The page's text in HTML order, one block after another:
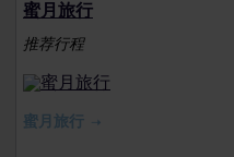
蜜月旅行
推荐行程
蜜月旅行